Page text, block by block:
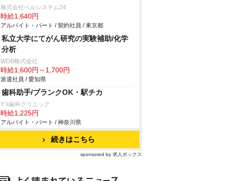
株式会社ベルシステム24
時給1,640円
アルバイト・パート / 契約社員 / 東京都
私立大学にてがん研究の実験補助/化学
分析
WDB株式会社
時給1,600円～1,700円
派遣社員 / 愛知県
歯科助手/ブランクOK・駅チカ
Y’s歯科クリニック
時給1,225円
アルバイト・パート / 神奈川県
続きはこちら
sponsored by 求人ボックス